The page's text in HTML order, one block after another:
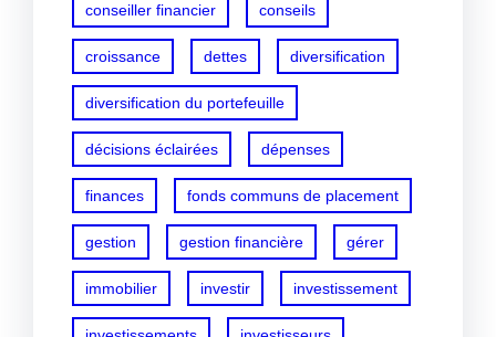
conseiller financier conseils
croissance dettes diversification
diversification du portefeuille
décisions éclairées dépenses
finances fonds communs de placement
gestion gestion financière gérer
immobilier investir investissement